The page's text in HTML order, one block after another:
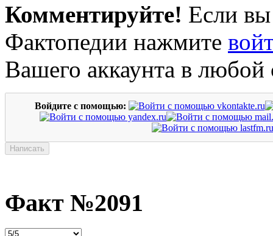
Комментируйте! Если вы
Фактопедии нажмите
Вашего аккаунта в любой
Войдите с помощью:
Факт №2091